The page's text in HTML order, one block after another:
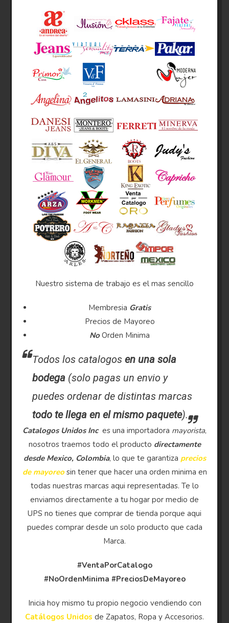
Nuestro sistema de trabajo es el mas sencillo
Membresia Gratis
Precios de Mayoreo
No Orden Minima
Todos los catalogosen una sola
bodega (solo pagas un envio y
puedes ordenar de distintas marcas
todo te llega en el mismo paquete).
Catalogos Unidos Inc es una importadora mayorista,
nosotros traemos todo el producto directamente
desde Mexico, Colombia, lo que te garantiza precios
de mayoreosin tener que hacer una orden minima en
todas nuestras marcas aqui representadas. Te lo
enviamos directamente a tu hogar por medio de
UPS no tienes que comprar de tienda porque aqui
puedes comprar desde un solo producto que cada
Marca.
#VentaPorCatalogo
#NoOrdenMinima #PreciosDeMayoreo
Inicia hoy mismo tu propio negocio vendiendo con
Catálogos Unidos de Zapatos, Ropa y Accesorios.